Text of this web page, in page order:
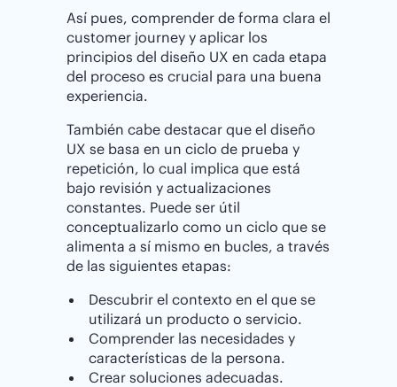
Así pues, comprender de forma clara el
customer journey y aplicar los
principios del diseño UX en cada etapa
del proceso es crucial para una buena
experiencia.
También cabe destacar que el diseño
UX se basa en un ciclo de prueba y
repetición, lo cual implica que está
bajo revisión y actualizaciones
constantes. Puede ser útil
conceptualizarlo como un ciclo que se
alimenta a sí mismo en bucles, a través
de las siguientes etapas:
Descubrir el contexto en el que se
utilizará un producto o servicio.
Comprender las necesidades y
características de la persona.
Crear soluciones adecuadas.